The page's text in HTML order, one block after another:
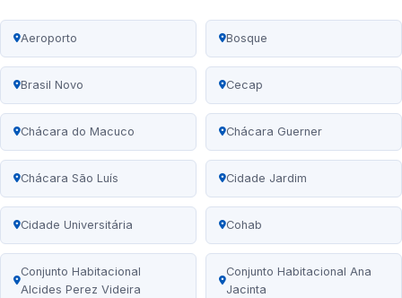
Aeroporto Bosque
Brasil Novo Cecap
Chácara do Macuco Chácara Guerner
Chácara São Luís Cidade Jardim
Cidade Universitária Cohab
Conjunto Habitacional
Alcides Perez Videira
Conjunto Habitacional Ana
Jacinta